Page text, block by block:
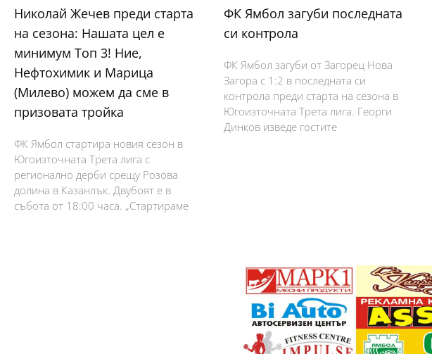
Николай Жечев преди старта
на сезона: Нашата цел е
минимум Топ 3! Ние,
Нефтохимик и Марица
(Милево) можем да сме в
призовата тройка
ФК Ямбол стартира новия сезон в
Югоизточната Трета лига с
регионално дерби срещу Розова
долина в Казанлък. Двубоят е в
събота от 18:00 часа. „Стартираме
ФК Ямбол загуби последната
си контрола
ФК Ямбол загуби от Загорец Нова
Загора с 1:2 в последната си
контрола преди старта на сезона в
Югоизточната Трета лига. Георги
Динков изведе гостите